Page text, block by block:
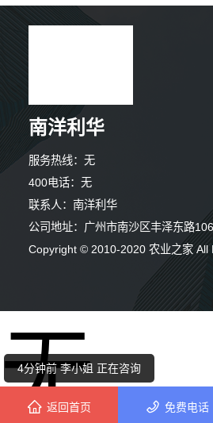
南洋利华
服务热线：无
400电话：无
联系人：南洋利华
公司地址：广州市南沙区丰泽东路
Copyright © 2010-2020 农业之家 All
4分钟前 陈先生 正在咨询
10分钟前 刘先生 正在咨询
9分钟前 张女士 正在咨询
返回首页 免费电话
无